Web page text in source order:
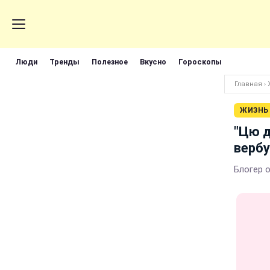
Люди Тренды Полезное Вкусно Гороскопы
Главная ›
ЖИЗНЬ
"Цю
Блогер